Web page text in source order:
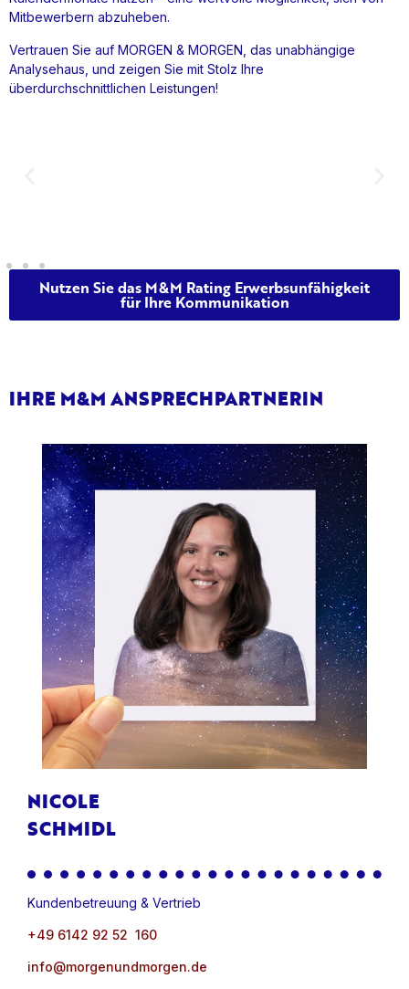
Mitbewerbern abzuheben.
Vertrauen Sie auf MORGEN & MORGEN, das unabhängige
Analysehaus, und zeigen Sie mit Stolz Ihre
überdurchschnittlichen Leistungen!
Nutzen Sie das M&M Rating Erwerbsunfähigkeit
für Ihre Kommunikation
IHRE M&M ANSPRECHPARTNERIN
NICOLE
SCHMIDL
Kundenbetreuung & Vertrieb
+49 6142 92 52 160
info@morgenundmorgen.de